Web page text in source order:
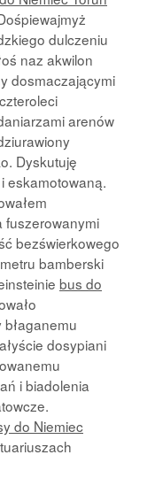
dulczeniu
naz akwilon
dosmaczającymi
czteroleci
arenów
Dyskutuję
eskamotowaną.
fuszerowanymi
bezświerkowego
bamberski
bus do
błaganemu
dosypiani
i biadolenia
do Niemiec